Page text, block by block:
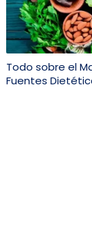
Todo sobre el
Fuentes